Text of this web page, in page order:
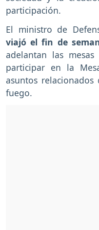
participación.
El ministro de
viajó el fin de
adelantan las
participar en la
asuntos
fuego.